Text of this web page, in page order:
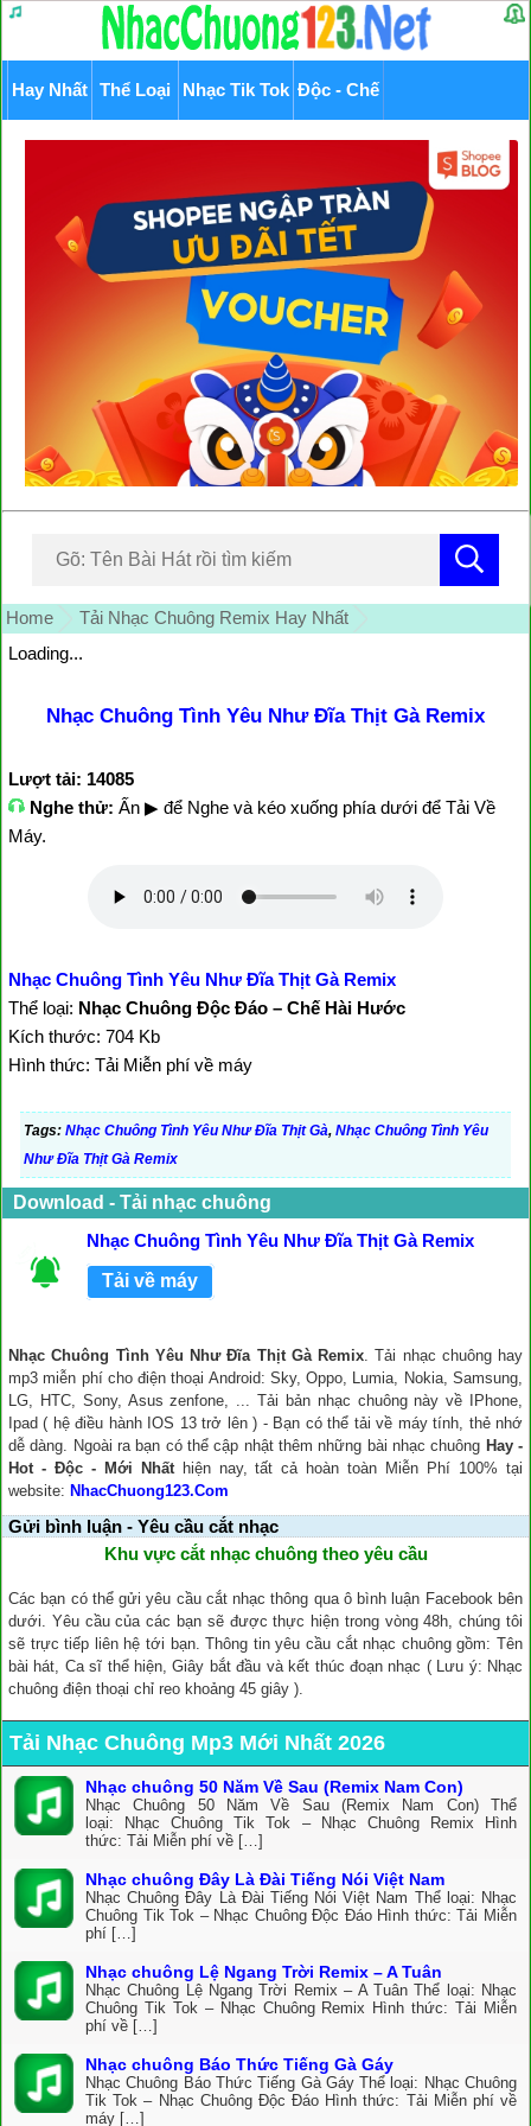
Hay Nhất Thể Loại Nhạc Tik Tok Độc - Chế
Home
Tải Nhạc Chuông Remix Hay Nhất
Loading...
Nhạc Chuông Tình Yêu Như Đĩa Thịt Gà Remix
Lượt tải: 14085
Nghe thử: Ấn ▶ để Nghe và kéo xuống phía dưới để Tải Về
Máy.
Nhạc Chuông Tình Yêu Như Đĩa Thịt Gà Remix
Thể loại: Nhạc Chuông Độc Đáo – Chế Hài Hước
Kích thước: 704 Kb
Hình thức: Tải Miễn phí về máy
Tags: Nhạc Chuông Tình Yêu Như Đĩa Thịt Gà, Nhạc Chuông Tình Yêu
Như Đĩa Thịt Gà Remix
Download - Tải nhạc chuông
Nhạc Chuông Tình Yêu Như Đĩa Thịt Gà Remix
Tải về máy
Nhạc Chuông Tình Yêu Như Đĩa Thịt Gà Remix. Tải nhạc chuông hay
mp3 miễn phí cho điện thoại Android: Sky, Oppo, Lumia, Nokia, Samsung,
LG, HTC, Sony, Asus zenfone, ... Tải bản nhạc chuông này về IPhone,
Ipad ( hệ điều hành IOS 13 trở lên ) - Bạn có thể tải về máy tính, thẻ nhớ
dễ dàng. Ngoài ra bạn có thể cập nhật thêm những bài nhạc chuông Hay -
Hot - Độc - Mới Nhấthiện nay, tất cả hoàn toàn Miễn Phí 100% tại
website: NhacChuong123.Com
Gửi bình luận - Yêu cầu cắt nhạc
Khu vực cắt nhạc chuông theo yêu cầu
Các bạn có thể gửi yêu cầu cắt nhạc thông qua ô bình luận Facebook bên
dưới. Yêu cầu của các bạn sẽ được thực hiện trong vòng 48h, chúng tôi
sẽ trực tiếp liên hệ tới bạn. Thông tin yêu cầu cắt nhạc chuông gồm: Tên
bài hát, Ca sĩ thể hiện, Giây bắt đầu và kết thúc đoạn nhạc ( Lưu ý: Nhạc
chuông điện thoại chỉ reo khoảng 45 giây ).
Tải Nhạc Chuông Mp3 Mới Nhất 2026
Nhạc chuông 50 Năm Về Sau (Remix Nam Con)
Nhạc Chuông 50 Năm Về Sau (Remix Nam Con) Thể
loại: Nhạc Chuông Tik Tok – Nhạc Chuông Remix Hình
thức: Tải Miễn phí về […]
Nhạc chuông Đây Là Đài Tiếng Nói Việt Nam
Nhạc Chuông Đây Là Đài Tiếng Nói Việt Nam Thể loại: Nhạc
Chuông Tik Tok – Nhạc Chuông Độc Đáo Hình thức: Tải Miễn
phí […]
Nhạc chuông Lệ Ngang Trời Remix – A Tuân
Nhạc Chuông Lệ Ngang Trời Remix – A Tuân Thể loại: Nhạc
Chuông Tik Tok – Nhạc Chuông Remix Hình thức: Tải Miễn
phí về […]
Nhạc chuông Báo Thức Tiếng Gà Gáy
Nhạc Chuông Báo Thức Tiếng Gà Gáy Thể loại: Nhạc Chuông
Tik Tok – Nhạc Chuông Độc Đáo Hình thức: Tải Miễn phí về
máy […]